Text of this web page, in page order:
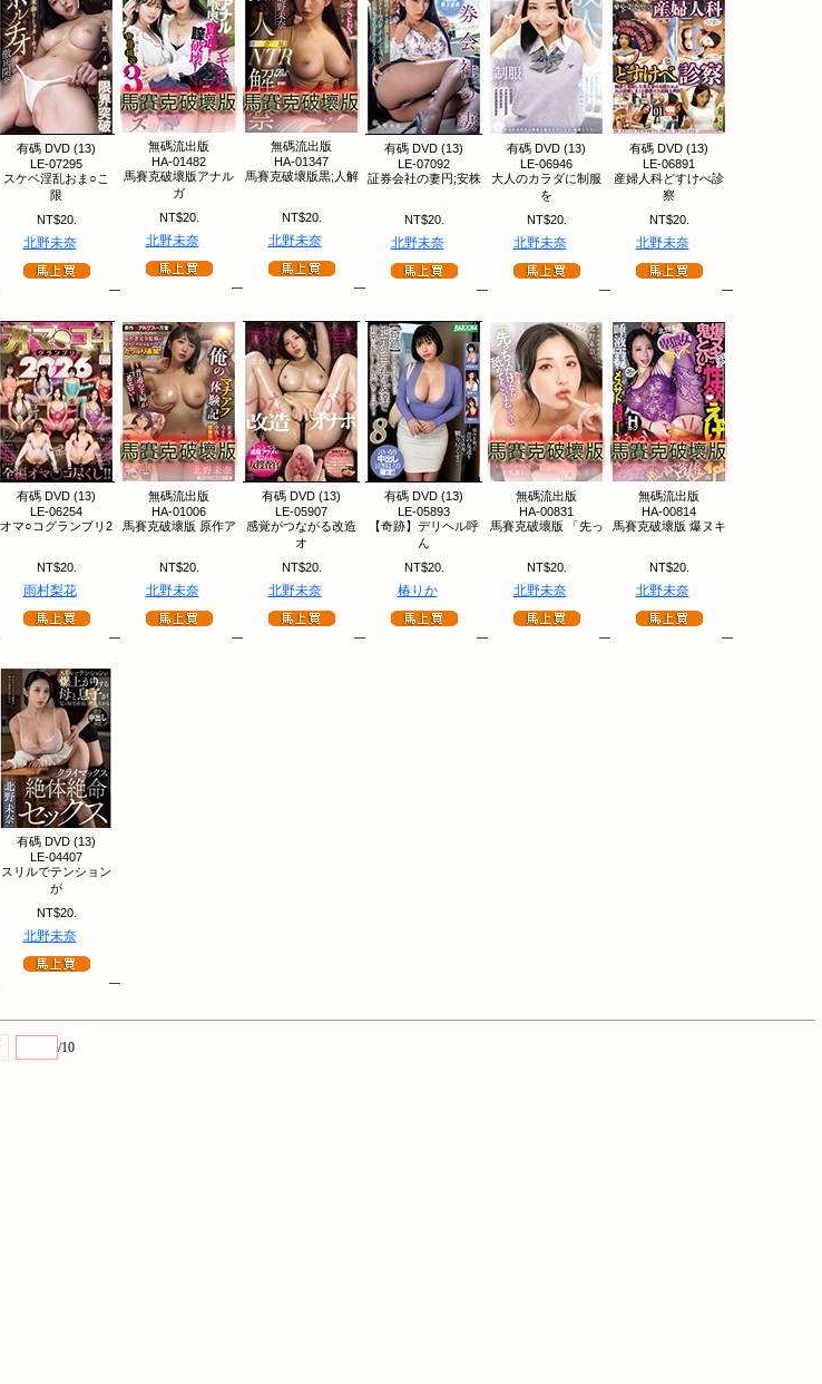
有碼 DVD (13)
LE-07295
スケベ淫乱おま○こ
限
NT$20.
北野未奈
無碼流出版
HA-01482
馬賽克破壞版アナル
ガ
NT$20.
北野未奈
無碼流出版
HA-01347
馬賽克破壞版黒;人解
NT$20.
北野未奈
有碼 DVD (13)
LE-07092
証券会社の妻円;安株
NT$20.
北野未奈
有碼 DVD (13)
LE-06946
大人のカラダに制服
を
NT$20.
北野未奈
有碼 DVD (13)
LE-06891
産婦人科どすけべ診
察
NT$20.
北野未奈
有碼 DVD (13)
LE-06254
オマ○コグランプリ2
NT$20.
雨村梨花
無碼流出版
HA-01006
馬賽克破壞版 原作ア
NT$20.
北野未奈
有碼 DVD (13)
LE-05907
感覚がつながる改造
オ
NT$20.
北野未奈
有碼 DVD (13)
LE-05893
【奇跡】デリヘル呼
ん
NT$20.
椿りか
無碼流出版
HA-00831
馬賽克破壞版 「先っ
NT$20.
北野未奈
無碼流出版
HA-00814
馬賽克破壞版 爆ヌキ
NT$20.
北野未奈
有碼 DVD (13)
LE-04407
スリルでテンション
が
NT$20.
北野未奈
/10